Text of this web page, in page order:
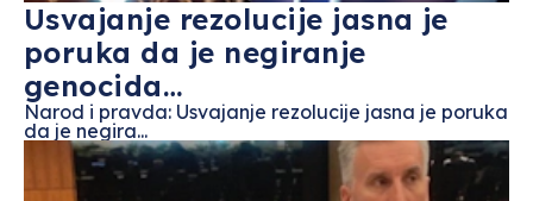
Usvajanje rezolucije jasna je
poruka da je negiranje
genocida…
Narod i pravda: Usvajanje rezolucije jasna je poruka
da je negira...